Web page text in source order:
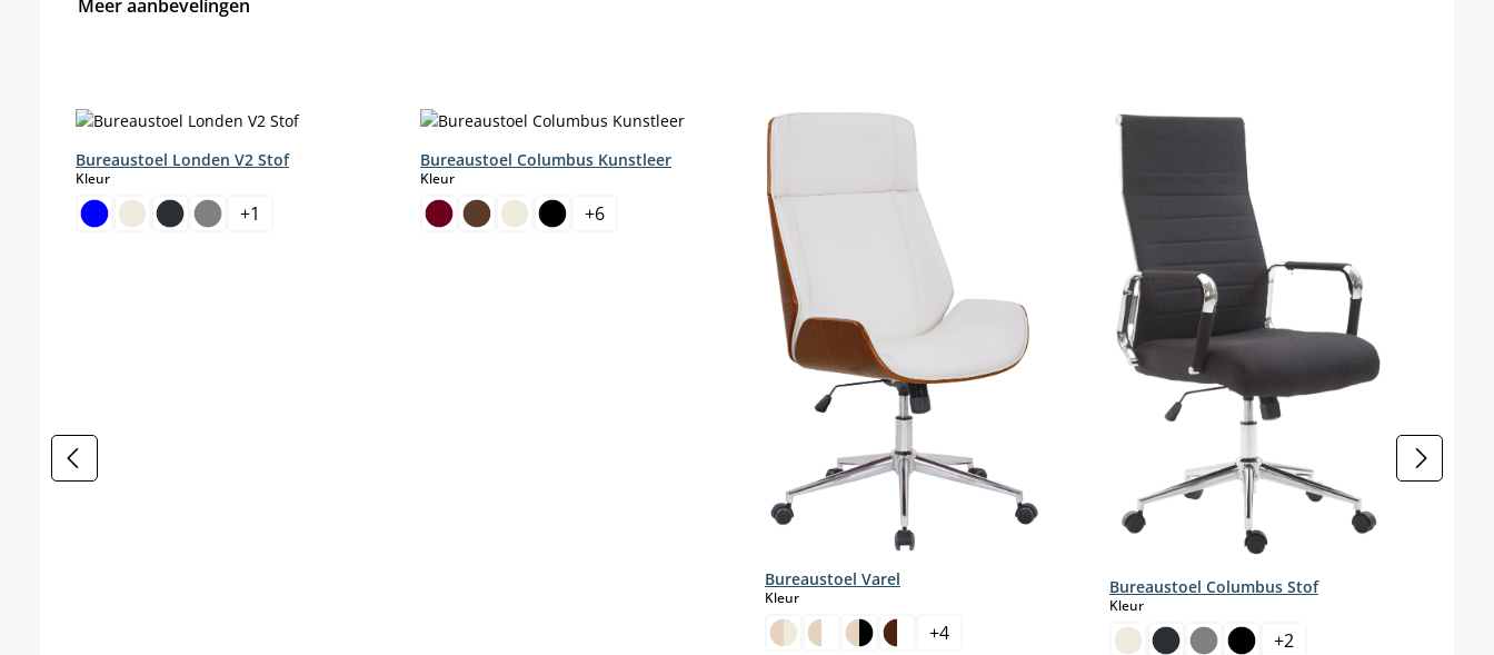
Meer aanbevelingen
Bureaustoel Londen V2 Stof
Kleurselect
+1
Bureaustoel Columbus Kunstleer
Kleurselect
+6
Bureaustoel Varel
Kleurselect
+4
Bureaustoel Columbus Stof
Kleurselect
+2